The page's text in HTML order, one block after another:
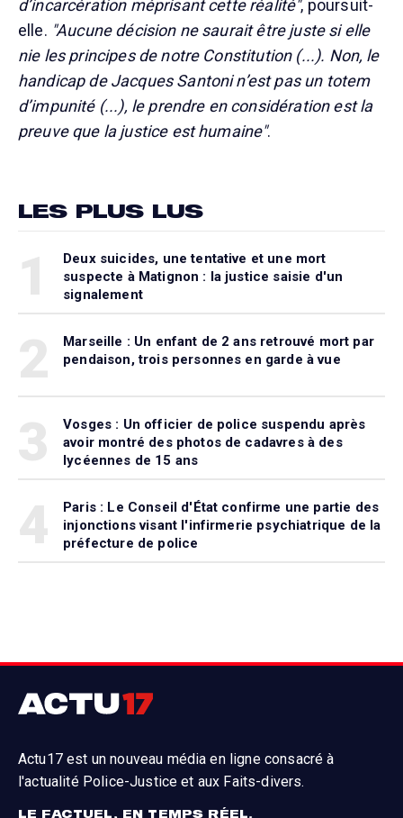
d’incarcération méprisant cette réalité", poursuit-
elle. "Aucune décision ne saurait être juste si elle
nie les principes de notre Constitution (...). Non, le
handicap de Jacques Santoni n’est pas un totem
d’impunité (...), le prendre en considération est la
preuve que la justice est humaine".
LES PLUS LUS
Deux suicides, une tentative et une mort
suspecte à Matignon : la justice saisie d'un
signalement
Marseille : Un enfant de 2 ans retrouvé mort par
pendaison, trois personnes en garde à vue
Vosges : Un officier de police suspendu après
avoir montré des photos de cadavres à des
lycéennes de 15 ans
Paris : Le Conseil d'État confirme une partie des
injonctions visant l'infirmerie psychiatrique de la
préfecture de police
Actu17 est un nouveau média en ligne consacré à
l'actualité Police-Justice et aux Faits-divers.
LE FACTUEL, EN TEMPS RÉEL.